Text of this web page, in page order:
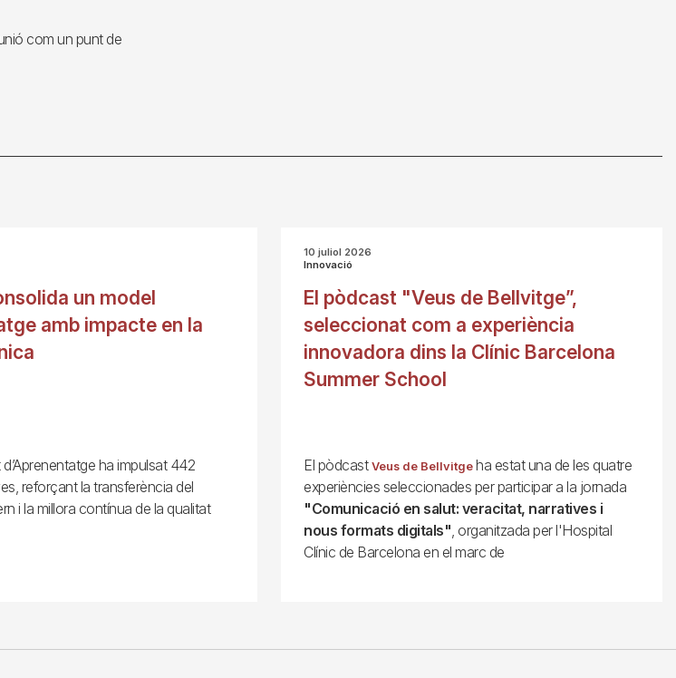
com un punt de
un model
amb impacte en la
ha impulsat 442
reforçant la transferència del
i la millora contínua de la qualitat
10 juliol 2026
Innovació
El pòdcast "Veus de Bellvitge”,
seleccionat com a experiència
innovadora dins la Clínic Barcelona
Summer School
El pòdcast Veus de Bellvitgeha estat una de les quatre
experiències seleccionades per participar a la jornada
"Comunicació en salut: veracitat, narratives i
nous formats digitals", organitzada per l'Hospital
Clínic de Barcelona en el marc de